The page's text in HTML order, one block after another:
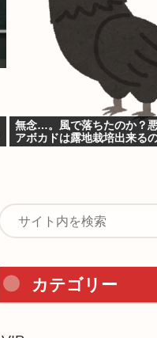
無念…。風で落ちたのか？
アボカドは露地栽培出来る
カテゴリー